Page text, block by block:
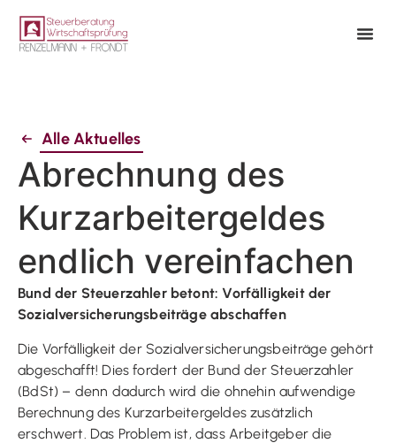
Alle Aktuelles
Abrechnung des
Kurzarbeitergeldes
endlich vereinfachen
Bund der Steuerzahler betont: Vorfälligkeit der
Sozialversicherungsbeiträge abschaffen
Die Vorfälligkeit der Sozialversicherungsbeiträge gehört
abgeschafft! Dies fordert der Bund der Steuerzahler
(BdSt) – denn dadurch wird die ohnehin aufwendige
Berechnung des Kurzarbeitergeldes zusätzlich
erschwert. Das Problem ist, dass Arbeitgeber die